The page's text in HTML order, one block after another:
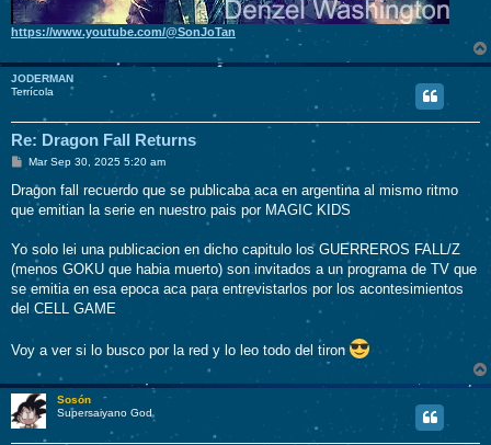
https://www.youtube.com/@SonJoTan
JODERMAN
Terrícola
Re: Dragon Fall Returns
M
n
s
a
Mar Sep 30, 2025 5:20 am
Dragon fall recuerdo que se publicaba aca en argentina al mismo ritmo
que emitian la serie en nuestro pais por MAGIC KIDS
Yo solo lei una publicacion en dicho capitulo los GUERREROS FALL/Z
(menos GOKU que habia muerto) son invitados a un programa de TV que
se emitia en esa epoca aca para entrevistarlos por los acontesimientos
del CELL GAME
Voy a ver si lo busco por la red y lo leo todo del tiron
Sosón
Supersaiyano God